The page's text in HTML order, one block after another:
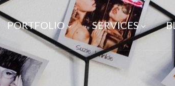
PORTFOLIO SERVICES